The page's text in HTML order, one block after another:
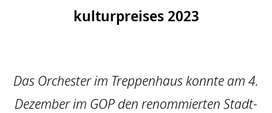
kultur­preises 2023
Das Orchester im Treppenhaus konnte am 4.
Dezember im GOP den renommierten Stadt­